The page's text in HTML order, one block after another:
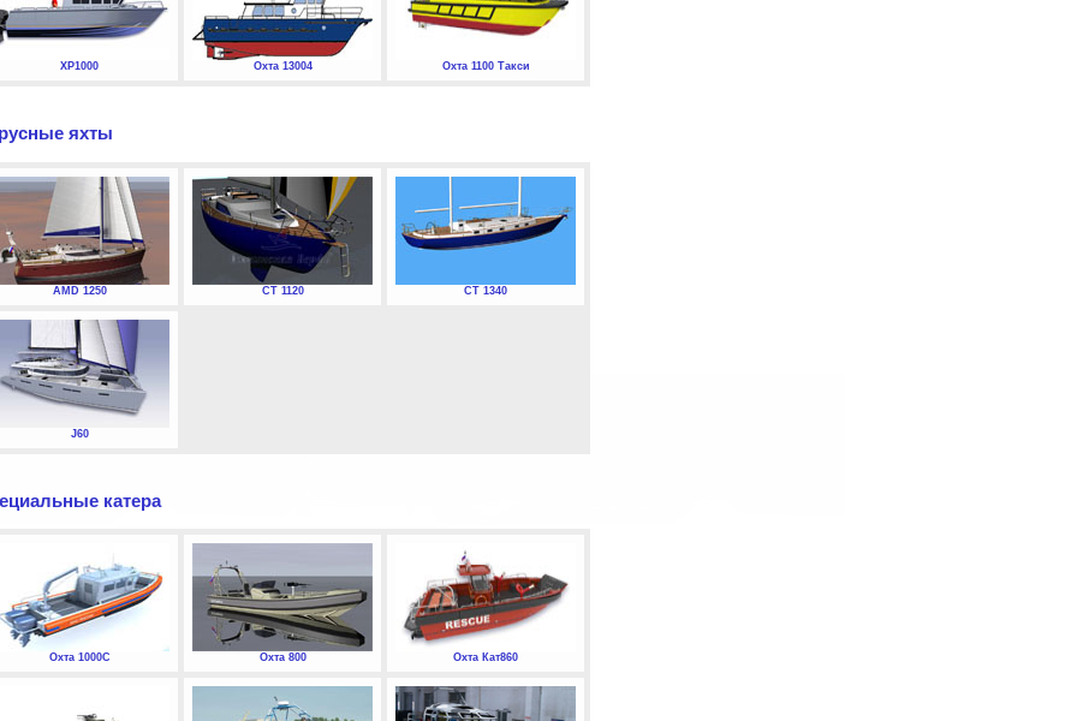
XP1000 Охта 13004 Охта 1100 Такси
яхты
AMD 1250 СТ 1120 СТ 1340
J60
катера
Охта 1000С Охта 800 Охта Кат860